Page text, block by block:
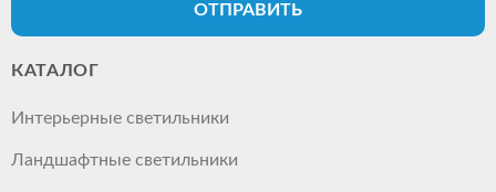
ОТПРАВИТЬ
КАТАЛОГ
Интерьерные светильники
Ландшафтные светильники